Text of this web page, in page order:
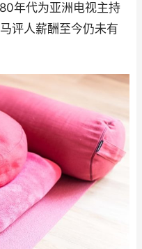
年代为亚洲电视主持
评人薪酬至今仍未有